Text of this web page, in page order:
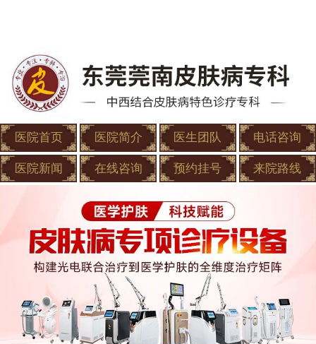
医院首页 医院简介 医生团队 电话咨询
医院新闻 在线咨询 预约挂号 来院路线